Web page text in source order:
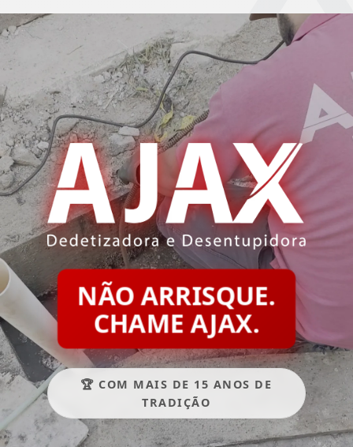
NÃO ARRISQUE.
CHAME AJAX.
🏆 COM MAIS DE 15 ANOS DE
TRADIÇÃO